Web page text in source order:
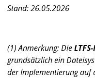
Stand: 26.05.2026
(1) Anmerkung: Die
grundsätzlich ein
der Implementierung auf